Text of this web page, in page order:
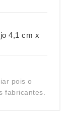
4,1 cm x
pois o
fabricantes.